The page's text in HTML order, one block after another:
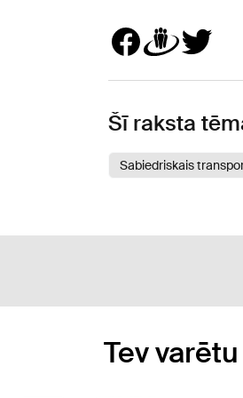
Šī raksta
Sabiedriskais
Tev